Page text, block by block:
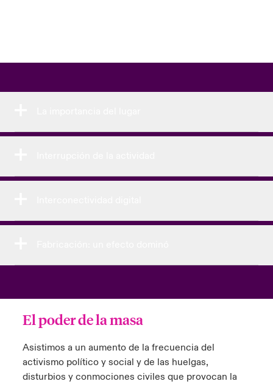
El poder de la masa
Asistimos a un aumento de la frecuencia del
activismo político y social y de las huelgas,
disturbios y conmociones civiles que provocan la